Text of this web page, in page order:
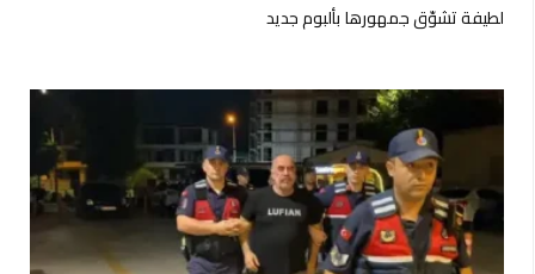
لطيفة تشوّق جمهورها بألبوم جديد